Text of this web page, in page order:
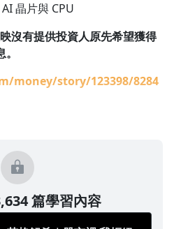
晶片與 CPU
沒有提供投資人原先希望獲得
money/story/123398/8284
篇學習內容